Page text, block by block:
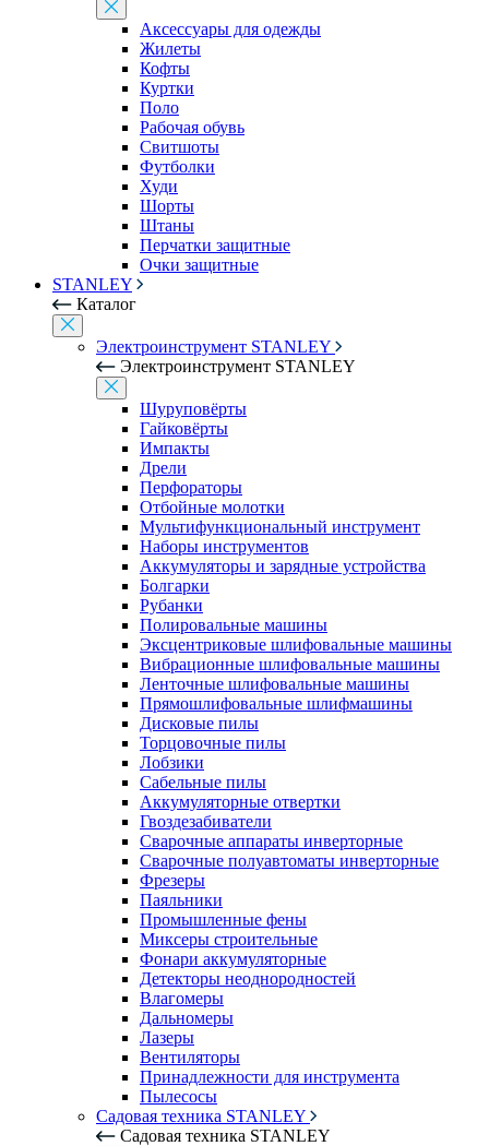
Аксессуары для одежды
Жилеты
Кофты
Куртки
Поло
Рабочая обувь
Свитшоты
Футболки
Худи
Шорты
Штаны
Перчатки защитные
Очки защитные
STANLEY
Каталог
Электроинструмент STANLEY
Электроинструмент STANLEY
Шуруповёрты
Гайковёрты
Импакты
Дрели
Перфораторы
Отбойные молотки
Мультифункциональный инструмент
Наборы инструментов
Аккумуляторы и зарядные устройства
Болгарки
Рубанки
Полировальные машины
Эксцентриковые шлифовальные машины
Вибрационные шлифовальные машины
Ленточные шлифовальные машины
Прямошлифовальные шлифмашины
Дисковые пилы
Торцовочные пилы
Лобзики
Сабельные пилы
Аккумуляторные отвертки
Гвоздезабиватели
Сварочные аппараты инверторные
Сварочные полуавтоматы инверторные
Фрезеры
Паяльники
Промышленные фены
Миксеры строительные
Фонари аккумуляторные
Детекторы неоднородностей
Влагомеры
Дальномеры
Лазеры
Вентиляторы
Принадлежности для инструмента
Пылесосы
Садовая техника STANLEY
Садовая техника STANLEY